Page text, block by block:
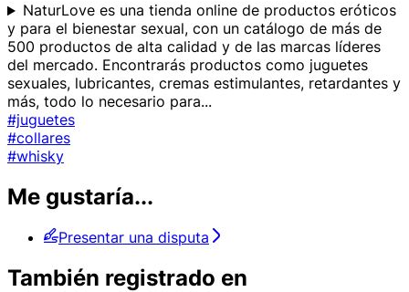
NaturLove es una tienda online de productos eróticos
y para el bienestar sexual, con un catálogo de más de
500 productos de alta calidad y de las marcas líderes
del mercado. Encontrarás productos como juguetes
sexuales, lubricantes, cremas estimulantes, retardantes y
más, todo lo necesario para...
#juguetes
#collares
#whisky
Me gustaría...
Presentar una disputa
También registrado en